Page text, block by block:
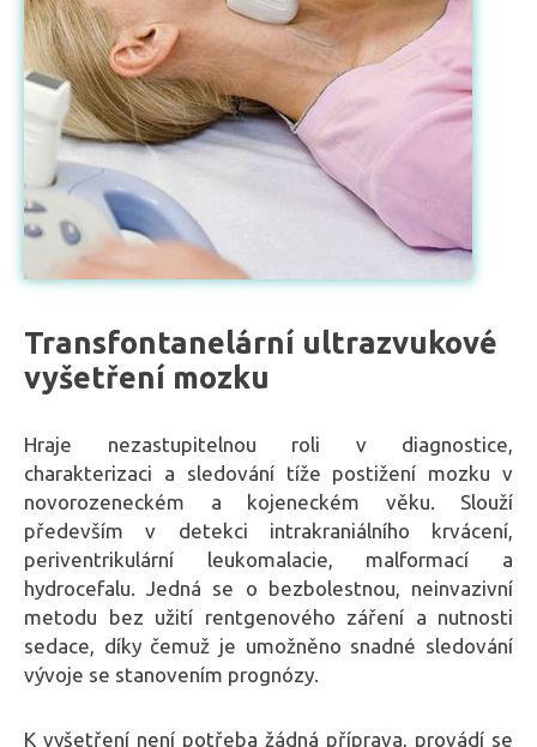
Transfontanelární ultrazvukové
vyšetření mozku
Hraje nezastupitelnou roli v diagnostice,
charakterizaci a sledování tíže postižení mozku v
novorozeneckém a kojeneckém věku. Slouží
především v detekci intrakraniálního krvácení,
periventrikulární leukomalacie, malformací a
hydrocefalu. Jedná se o bezbolestnou, neinvazivní
metodu bez užití rentgenového záření a nutnosti
sedace, díky čemuž je umožněno snadné sledování
vývoje se stanovením prognózy.
K vyšetření není potřeba žádná příprava, provádí se